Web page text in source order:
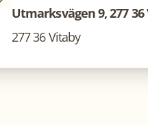
Utmarksvägen 9, 277
277 36 Vitaby